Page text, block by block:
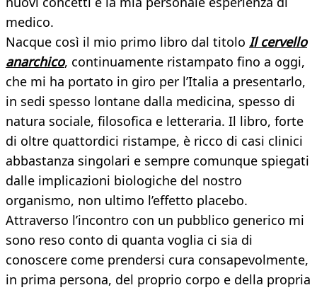
medico.
Nacque così il mio primo libro dal titolo Il cervello
anarchico, continuamente ristampato fino a oggi,
che mi ha portato in giro per l’Italia a presentarlo,
in sedi spesso lontane dalla medicina, spesso di
natura sociale, filosofica e letteraria. Il libro, forte
di oltre quattordici ristampe, è ricco di casi clinici
abbastanza singolari e sempre comunque spiegati
dalle implicazioni biologiche del nostro
organismo, non ultimo l’effetto placebo.
Attraverso l’incontro con un pubblico generico mi
sono reso conto di quanta voglia ci sia di
conoscere come prendersi cura consapevolmente,
in prima persona, del proprio corpo e della propria